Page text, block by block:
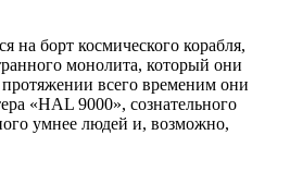
на борт космического корабля,
монолита, который они
всего временим они
«HAL 9000», сознательного
умнее людей и, возможно,